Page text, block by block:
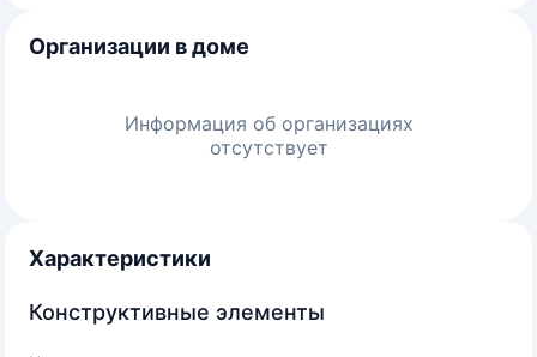
Организации в доме
Информация об организациях
отсутствует
Характеристики
Конструктивные элементы